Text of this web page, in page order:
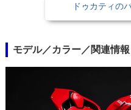
ドゥカティの
モデル／カラー／関連情報